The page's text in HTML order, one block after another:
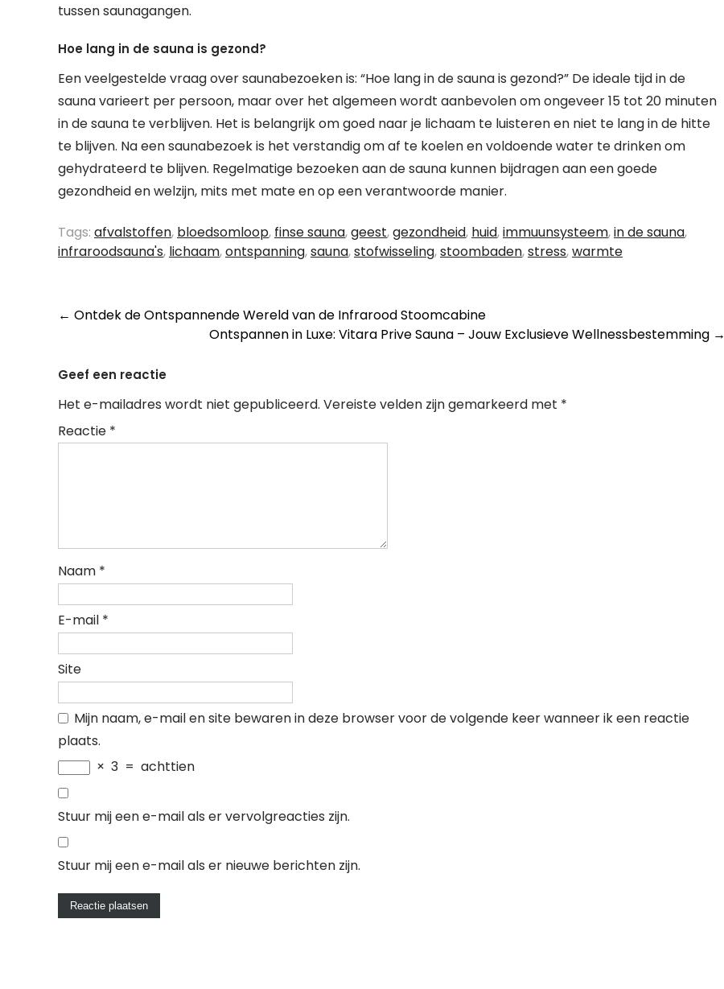
tussen saunagangen.
Hoe lang in de sauna is gezond?
Een veelgestelde vraag over saunabezoeken is: “Hoe lang in de sauna is gezond?” De ideale tijd in de
sauna varieert per persoon, maar over het algemeen wordt aanbevolen om ongeveer 15 tot 20 minuten
in de sauna te verblijven. Het is belangrijk om goed naar je lichaam te luisteren en niet te lang in de hitte
te blijven. Na een saunabezoek is het verstandig om af te koelen en voldoende water te drinken om
gehydrateerd te blijven. Regelmatige bezoeken aan de sauna kunnen bijdragen aan een goede
gezondheid en welzijn, mits met mate en op een verantwoorde manier.
Tags: afvalstoffen, bloedsomloop, finse sauna,geest,gezondheid, huid,immuunsysteem,in de sauna,
infraroodsauna's, lichaam,ontspanning,sauna,stofwisseling,stoombaden,stress,warmte
Berichtnavigatie
← Ontdek de Ontspannende Wereld van de Infrarood Stoomcabine
Ontspannen in Luxe: Vitara Prive Sauna – Jouw Exclusieve Wellnessbestemming →
Geef een reactie
Het e-mailadres wordt niet gepubliceerd. Vereiste velden zijn gemarkeerd met *
Reactie *
Naam *
E-mail *
Site
Mijn naam, e-mail en site bewaren in deze browser voor de volgende keer wanneer ik een reactie
plaats.
× 3 = achttien
Stuur mij een e-mail als er vervolgreacties zijn.
Stuur mij een e-mail als er nieuwe berichten zijn.